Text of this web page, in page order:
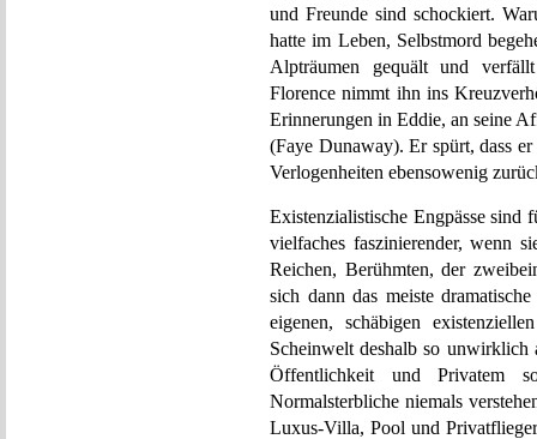
und Freunde sind schockiert.
hatte im Leben, Selbstmord
Alpträumen gequält und
Florence nimmt ihn ins
Erinnerungen in Eddie, an seine
(Faye Dunaway). Er spürt, dass
Verlogenheiten ebensowenig
Existenzialistische Engpässe sind
vielfaches faszinierender, wenn
Reichen, Berühmten, der
sich dann das meiste
eigenen, schäbigen
Scheinwelt deshalb so
Öffentlichkeit und Privatem
Normalsterbliche niemals
Luxus-Villa, Pool und